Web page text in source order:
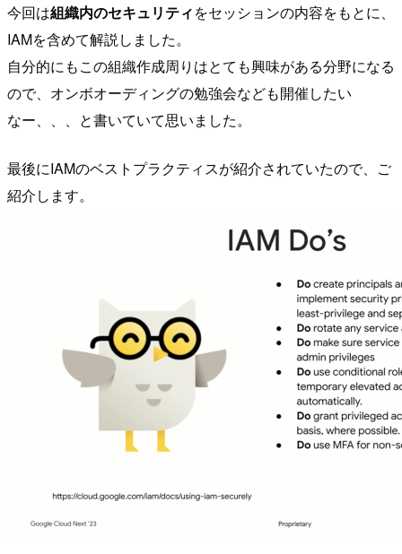
今回は組織内のセキュリティをセッションの内容をもとに、
IAMを含めて解説しました。
自分的にもこの組織作成周りはとても興味がある分野になる
ので、オンボオーディングの勉強会なども開催したい
なー、、、と書いていて思いました。
最後にIAMのベストプラクティスが紹介されていたので、ご
紹介します。